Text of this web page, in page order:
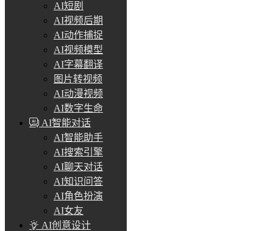
AI短剧
AI视频后期
AI动作捕捉
AI视频模型
AI字幕翻译
图片转视频
AI动漫视频
AI数字生命
AI智能对话
AI智能助手
AI搜索引擎
AI聊天对话
AI知识问答
AI角色扮演
AI女友
AI创意设计